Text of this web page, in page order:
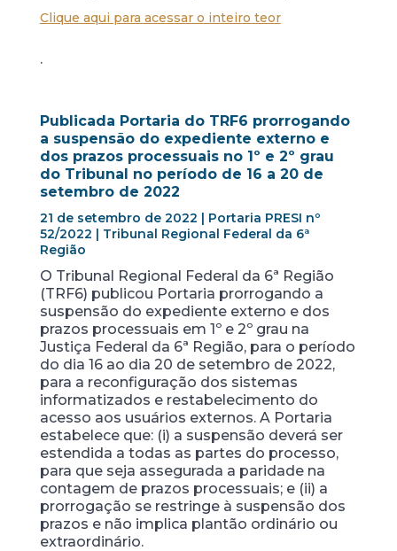
Clique aqui para acessar o inteiro teor
.
Publicada Portaria do TRF6 prorrogando
a suspensão do expediente externo e
dos prazos processuais no 1º e 2º grau
do Tribunal no período de 16 a 20 de
setembro de 2022
21 de setembro de 2022 | Portaria PRESI nº
52/2022 | Tribunal Regional Federal da 6ª
Região
O Tribunal Regional Federal da 6ª Região
(TRF6) publicou Portaria prorrogando a
suspensão do expediente externo e dos
prazos processuais em 1º e 2º grau na
Justiça Federal da 6ª Região, para o período
do dia 16 ao dia 20 de setembro de 2022,
para a reconfiguração dos sistemas
informatizados e restabelecimento do
acesso aos usuários externos. A Portaria
estabelece que: (i) a suspensão deverá ser
estendida a todas as partes do processo,
para que seja assegurada a paridade na
contagem de prazos processuais; e (ii) a
prorrogação se restringe à suspensão dos
prazos e não implica plantão ordinário ou
extraordinário.